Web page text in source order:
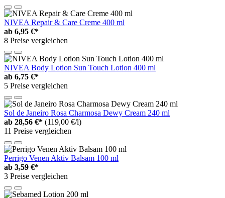
NIVEA Repair & Care Creme 400 ml
ab 6,95 €*
8 Preise vergleichen
NIVEA Body Lotion Sun Touch Lotion 400 ml
ab 6,75 €*
5 Preise vergleichen
Sol de Janeiro Rosa Charmosa Dewy Cream 240 ml
ab 28,56 €* (119,00 €/l)
11 Preise vergleichen
Perrigo Venen Aktiv Balsam 100 ml
ab 3,59 €*
3 Preise vergleichen